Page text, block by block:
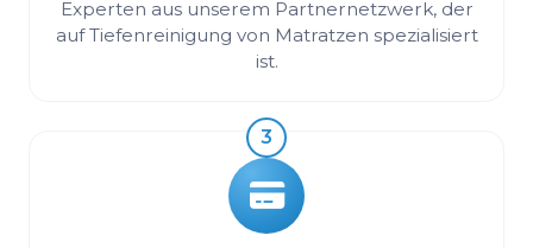
Experten aus unserem Partnernetzwerk, der
auf Tiefenreinigung von Matratzen spezialisiert
ist.
3